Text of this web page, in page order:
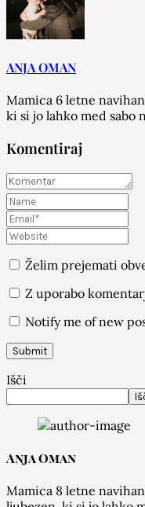
ANJA OMAN
Mamica 6 letne
ki si jo lahko med sabo
Komentiraj
Želim prejemati
Z uporabo
Notify me of new
Išči
Anja Oman
Mamica 8 letne